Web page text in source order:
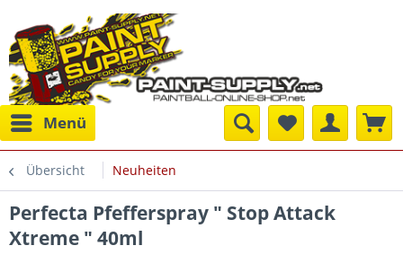
Menü
Übersicht Neuheiten
Perfecta Pfefferspray " Stop Attack
Xtreme " 40ml